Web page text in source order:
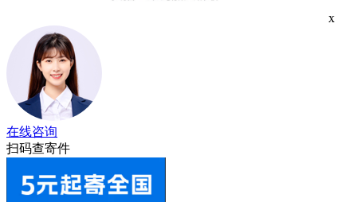
x
在线咨询
扫码查寄件